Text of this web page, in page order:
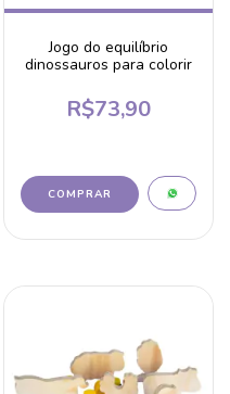
Jogo do equilíbrio
dinossauros para colorir
R$73,90